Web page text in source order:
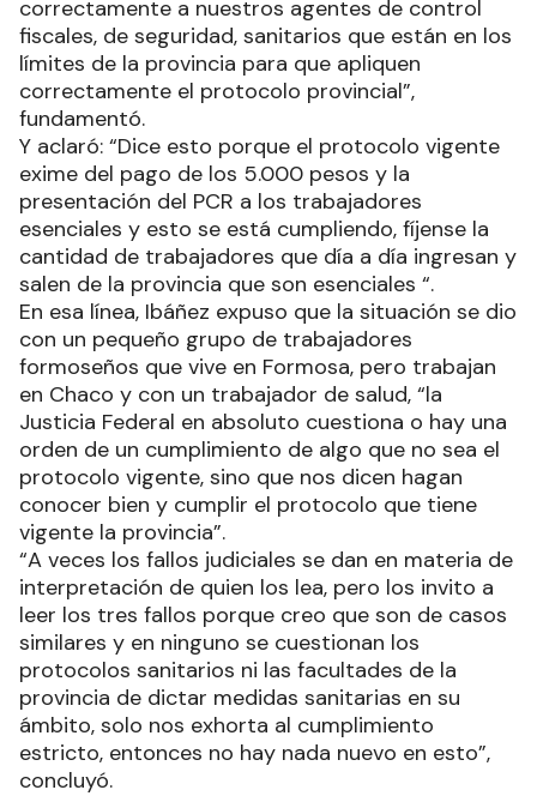
correctamente a nuestros agentes de control
fiscales, de seguridad, sanitarios que están en los
límites de la provincia para que apliquen
correctamente el protocolo provincial”,
fundamentó.
Y aclaró: “Dice esto porque el protocolo vigente
exime del pago de los 5.000 pesos y la
presentación del PCR a los trabajadores
esenciales y esto se está cumpliendo, fíjense la
cantidad de trabajadores que día a día ingresan y
salen de la provincia que son esenciales “.
En esa línea, Ibáñez expuso que la situación se dio
con un pequeño grupo de trabajadores
formoseños que vive en Formosa, pero trabajan
en Chaco y con un trabajador de salud, “la
Justicia Federal en absoluto cuestiona o hay una
orden de un cumplimiento de algo que no sea el
protocolo vigente, sino que nos dicen hagan
conocer bien y cumplir el protocolo que tiene
vigente la provincia”.
“A veces los fallos judiciales se dan en materia de
interpretación de quien los lea, pero los invito a
leer los tres fallos porque creo que son de casos
similares y en ninguno se cuestionan los
protocolos sanitarios ni las facultades de la
provincia de dictar medidas sanitarias en su
ámbito, solo nos exhorta al cumplimiento
estricto, entonces no hay nada nuevo en esto”,
concluyó.